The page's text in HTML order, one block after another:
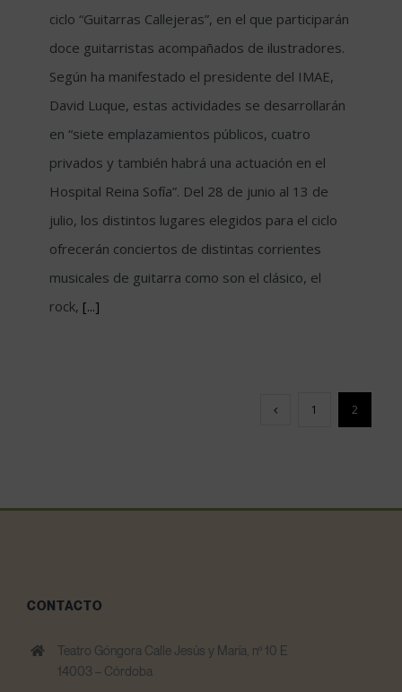
ciclo “Guitarras Callejeras”, en el que participarán
doce guitarristas acompañados de ilustradores.
Según ha manifestado el presidente del IMAE,
David Luque, estas actividades se desarrollarán
en “siete emplazamientos públicos, cuatro
privados y también habrá una actuación en el
Hospital Reina Sofía”. Del 28 de junio al 13 de
julio, los distintos lugares elegidos para el ciclo
ofrecerán conciertos de distintas corrientes
musicales de guitarra como son el clásico, el
rock, [...]
1 2
CONTACTO
Teatro Góngora Calle Jesús y María, nº 10 E
14003 – Córdoba